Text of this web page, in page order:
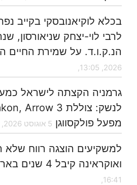
בכלא לוקיאנובסקי בקייב
לרבי לוי-יצחק שניאורסון,
הנ.ק.ו.ד. על שמירת החיים
2026, 13:05,
מפעל פולקסווגן 5 אוגוסט 2026, 16:41,
למשקיעים הוצגה רווח שלא
ואוקראינה קיבל 4 שנים בארה”ב
16:41,